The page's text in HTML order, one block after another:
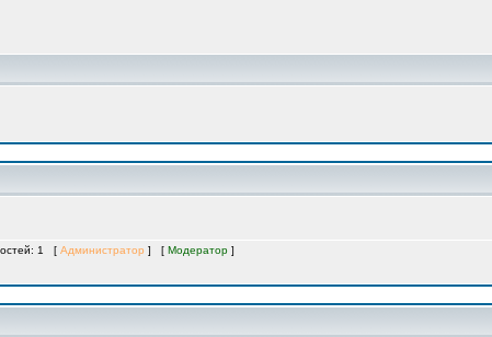
1 [ Администратор ] [ Модератор ]